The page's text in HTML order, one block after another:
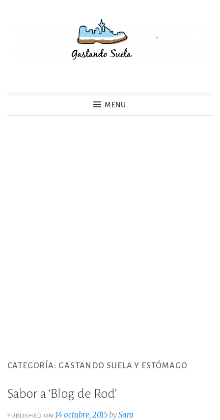
MENU
CATEGORÍA: GASTANDO SUELA Y ESTÓMAGO
Sabor a ‘Blog de Rod’
PUBLISHED ON14 octubre, 2015bySara